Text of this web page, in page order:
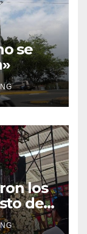
se
los
de